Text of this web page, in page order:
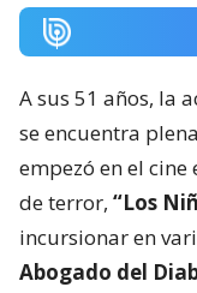
A sus 51 años, la
se encuentra
empezó en el
de terror, “Los
incursionar en
Abogado del